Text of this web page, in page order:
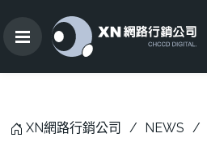
XN網路行銷公司 NEWS